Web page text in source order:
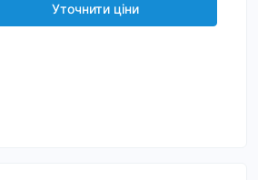
Уточнити ціни